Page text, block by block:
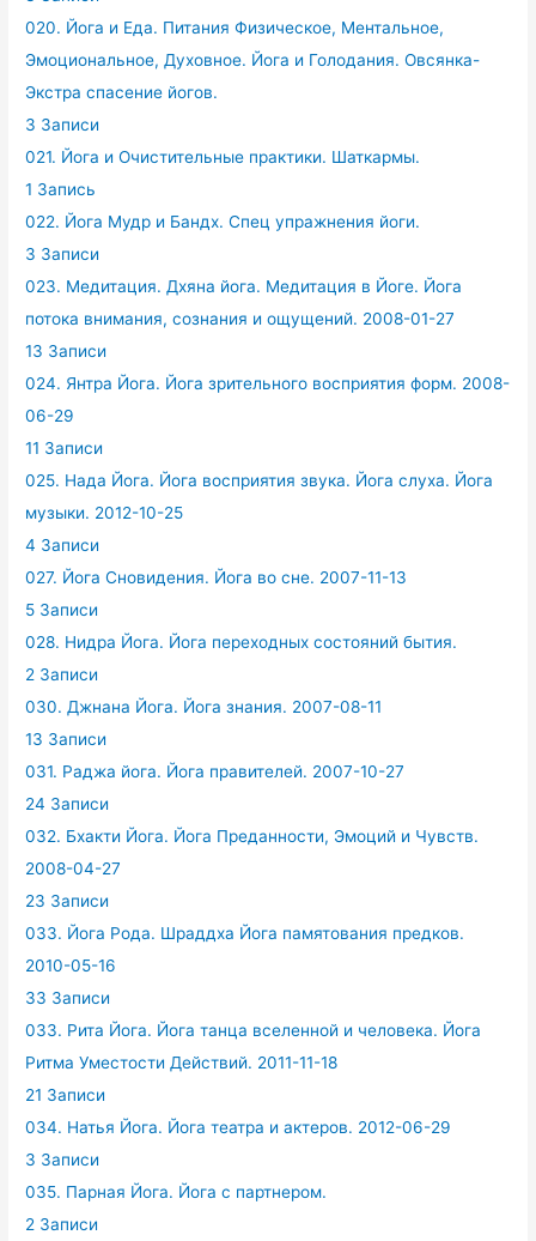
020. Йога и Еда. Питания Физическое, Ментальное,
Эмоциональное, Духовное. Йога и Голодания. Овсянка-
Экстра спасение йогов.
3 Записи
021. Йога и Очистительные практики. Шаткармы.
1 Запись
022. Йога Мудр и Бандх. Спец упражнения йоги.
3 Записи
023. Медитация. Дхяна йога. Медитация в Йоге. Йога
потока внимания, сознания и ощущений. 2008-01-27
13 Записи
024. Янтра Йога. Йога зрительного восприятия форм. 2008-
06-29
11 Записи
025. Нада Йога. Йога восприятия звука. Йога слуха. Йога
музыки. 2012-10-25
4 Записи
027. Йога Сновидения. Йога во сне. 2007-11-13
5 Записи
028. Нидра Йога. Йога переходных состояний бытия.
2 Записи
030. Джнана Йога. Йога знания. 2007-08-11
13 Записи
031. Раджа йога. Йога правителей. 2007-10-27
24 Записи
032. Бхакти Йога. Йога Преданности, Эмоций и Чувств.
2008-04-27
23 Записи
033. Йога Рода. Шраддха Йога памятования предков.
2010-05-16
33 Записи
033. Рита Йога. Йога танца вселенной и человека. Йога
Ритма Уместости Действий. 2011-11-18
21 Записи
034. Натья Йога. Йога театра и актеров. 2012-06-29
3 Записи
035. Парная Йога. Йога с партнером.
2 Записи